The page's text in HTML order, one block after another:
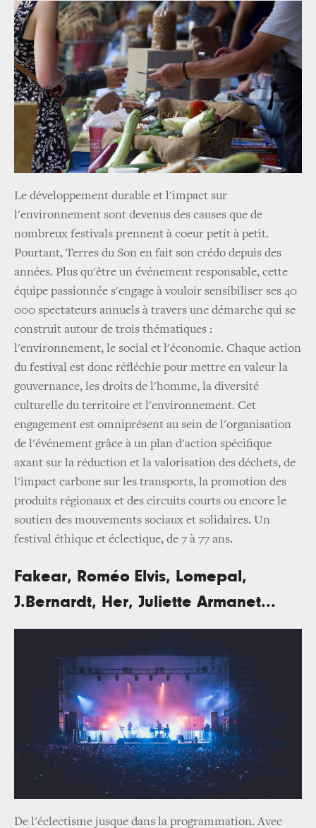
Le développement durable et l'impact sur
l'environnement sont devenus des causes que de
nombreux festivals prennent à coeur petit à petit.
Pourtant, Terres du Son en fait son crédo depuis des
années. Plus qu'être un événement responsable, cette
équipe passionnée s'engage à vouloir sensibiliser ses 40
000 spectateurs annuels à travers une démarche qui se
construit autour de trois thématiques :
l'environnement, le social et l'économie. Chaque action
du festival est donc réfléchie pour mettre en valeur la
gouvernance, les droits de l'homme, la diversité
culturelle du territoire et l'environnement. Cet
engagement est omniprésent au sein de l'organisation
de l'événement grâce à un plan d'action spécifique
axant sur la réduction et la valorisation des déchets, de
l'impact carbone sur les transports, la promotion des
produits régionaux et des circuits courts ou encore le
soutien des mouvements sociaux et solidaires. Un
festival éthique et éclectique, de 7 à 77 ans.
Fakear, Roméo Elvis, Lomepal,
J.Bernardt, Her, Juliette Armanet...
De l'éclectisme jusque dans la programmation. Avec